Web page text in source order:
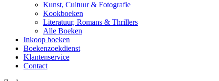
Kunst, Cultuur & Fotografie
Kookboeken
Literatuur, Romans & Thrillers
Alle Boeken
Inkoop boeken
Boekenzoekdienst
Klantenservice
Contact